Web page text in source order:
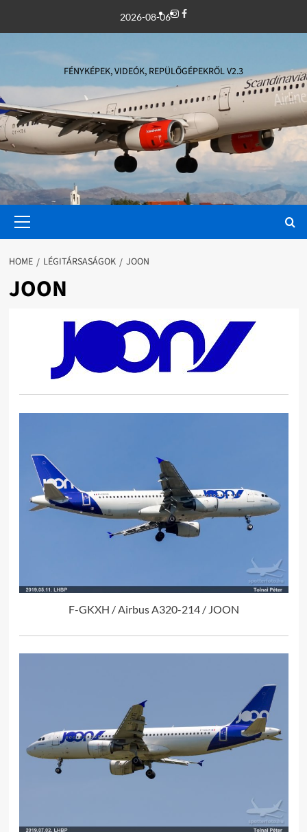
2026-08-06Instagram
Facebook
FÉNYKÉPEK, VIDEÓK, REPÜLŐGÉPEKRŐL V2.3
Menu
HOME LÉGITÁRSASÁGOK JOON
JOON
F-GKXH / Airbus A320-214 / JOON